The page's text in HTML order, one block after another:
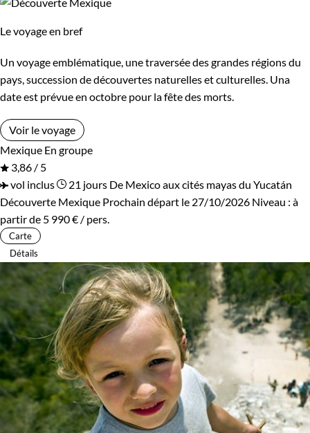
Le voyage en bref
Un voyage emblématique, une traversée des grandes régions du
pays, succession de découvertes naturelles et culturelles. Una
date est prévue en octobre pour la fête des morts.
Voir le voyage
Mexique En groupe
3,86 / 5
vol inclus
21 jours De Mexico aux cités mayas du Yucatán
Découverte Mexique Prochain départ le 27/10/2026 Niveau : à
partir de 5 990 € / pers.
Carte
Détails